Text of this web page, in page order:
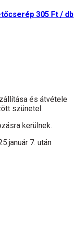
305 Ft / db
és átvétele
szünetel.
kerülnek.
7. után